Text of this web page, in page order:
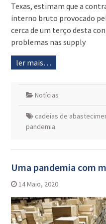
Texas, estimam que a
interno bruto provocado
cerca de um terço desta
problemas nas supply
ler mais…
Notícias
cadeias de
pandemia
Uma pandemia com
14 Maio, 2020